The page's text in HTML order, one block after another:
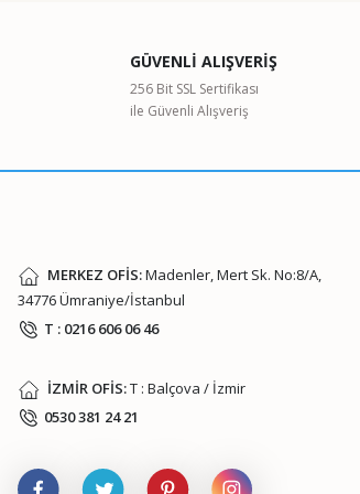
Ürün açıklamasında eksik bilgiler bulunuyor.
Ürün bilgilerinde hatalar bulunuyor.
GÜVENLİ ALIŞVERİŞ
256 Bit SSL Sertifikası
ile Güvenli Alışveriş
MERKEZ OFİS:Madenler, Mert Sk. No:8/A,
34776 Ümraniye/İstanbul
T : 0216 606 06 46
İZMİR OFİS:T : Balçova / İzmir
0530 381 24 21